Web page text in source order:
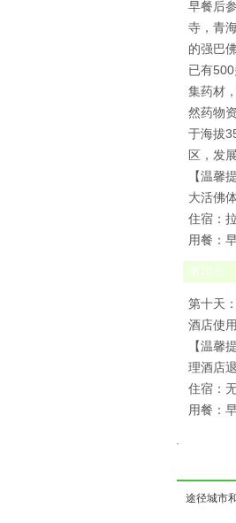
早餐后
寺，青
的强巴
已有
集药材
然药物
于海拔
区，发
【温馨
大活佛
住宿：
用餐：
第10天
第十天
酒店使
【温馨
理酒店
住宿：
用餐：
途径城市